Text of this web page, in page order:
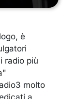
è
radio più
molto